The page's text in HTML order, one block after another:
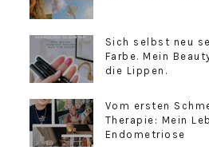
Sich selbst neu
Farbe. Mein
die Lippen.
Vom ersten
Therapie: Mein
Endometriose